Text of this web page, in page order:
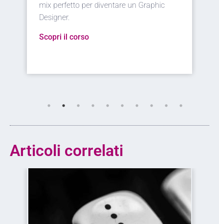
Designer. Funzionalità ed estetica a
Scopri il corso
Articoli correlati